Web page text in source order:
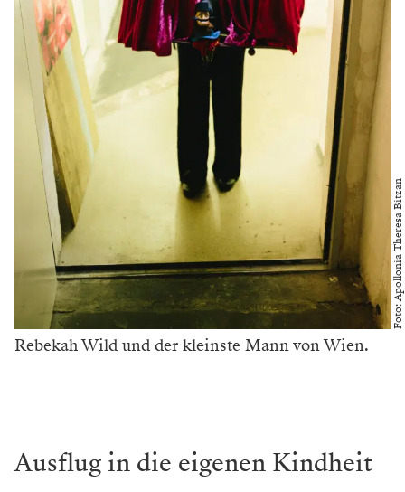
Foto: Apollonia Theresa Bitzan
Rebekah Wild und der kleinste Mann von Wien.
Ausflug in die eigenen Kindheit